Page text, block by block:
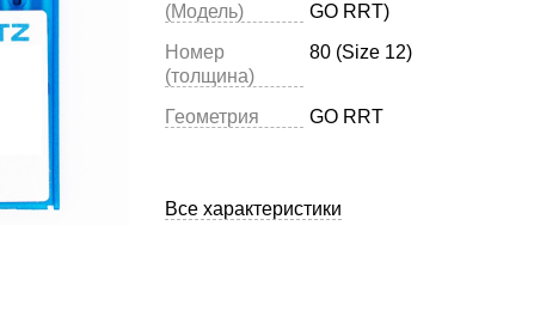
(Модель)
GO RRT)
Номер
(толщина)
80 (Size 12)
Геометрия GO RRT
Все характеристики